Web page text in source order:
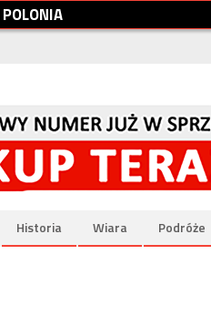
POLONIA
Historia Wiara Podróże